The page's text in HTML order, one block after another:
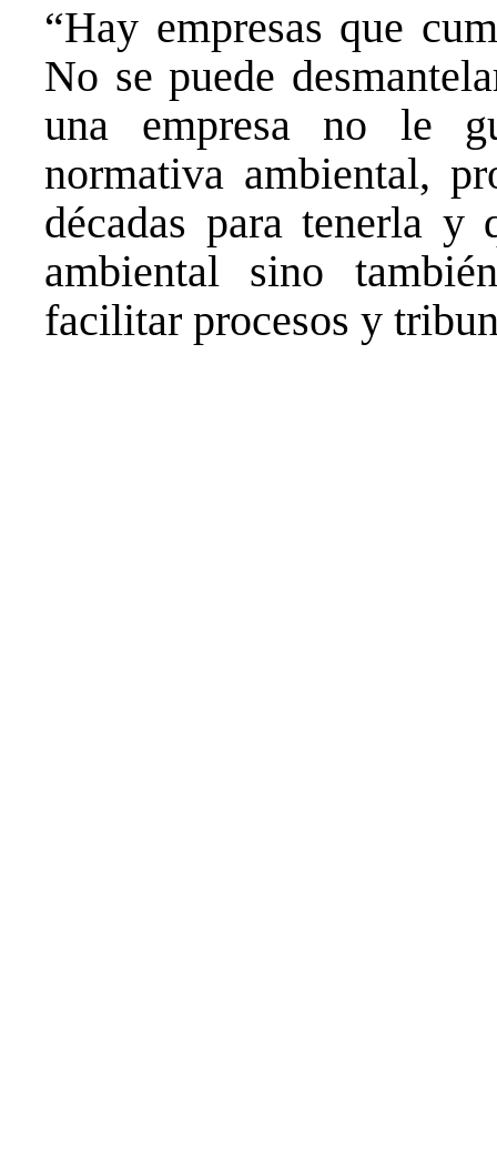
“Hay empresas que
No se puede
una empresa no le
normativa ambiental,
décadas para tenerla
ambiental sino
facilitar procesos y